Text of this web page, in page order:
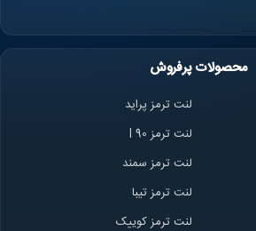
محصولات پرفروش
لنت ترمز پراید
لنت ترمز l 90
لنت ترمز سمند
لنت ترمز تیبا
لنت ترمز کوییک